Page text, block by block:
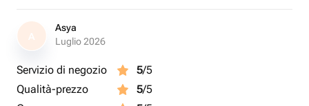
A
Asya
Luglio 2026
Servizio di negozio 5/5
Qualità-prezzo
5/5